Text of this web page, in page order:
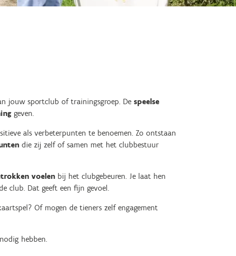
jouw sportclub of trainingsgroep. De speelse
geven.
als verbeterpunten te benoemen. Zo ontstaan
die zij zelf of samen met het clubbestuur
voelen bij het clubgebeuren. Je laat hen
club. Dat geeft een fijn gevoel.
Of mogen de tieners zelf engagement
hebben.